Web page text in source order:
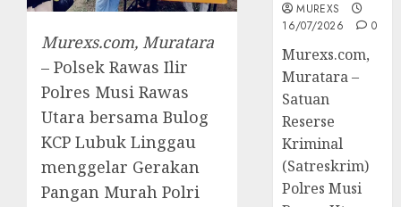
Murexs.com, Muratara
– Polsek Rawas Ilir
Polres Musi Rawas
Utara bersama Bulog
KCP Lubuk Linggau
menggelar Gerakan
Pangan Murah Polri
MUREXS
16/07/2026
0
Murexs.com,
Muratara –
Satuan
Reserse
Kriminal
(Satreskrim)
Polres Musi